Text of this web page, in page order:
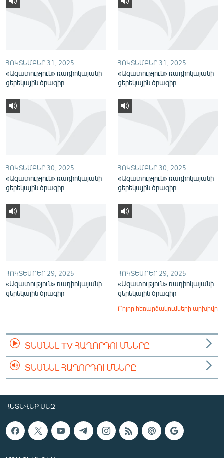
ՀԵՏԵՎԵՔ ՄԵԶ
ՀՈԿՏԵՄԲԵՐ 31, 2025
«Ազատություն» ռադիոկայանի
ցերեկային ծրագիր
ՀՈԿՏԵՄԲԵՐ 31, 2025
«Ազատություն» ռադիոկայանի
ցերեկային ծրագիր
ՀՈԿՏԵՄԲԵՐ 30, 2025
«Ազատություն» ռադիոկայանի
ցերեկային ծրագիր
ՀՈԿՏԵՄԲԵՐ 30, 2025
«Ազատություն» ռադիոկայանի
ցերեկային ծրագիր
ՀՈԿՏԵՄԲԵՐ 29, 2025
«Ազատություն» ռադիոկայանի
ցերեկային ծրագիր
ՀՈԿՏԵՄԲԵՐ 29, 2025
«Ազատություն» ռադիոկայանի
ցերեկային ծրագիր
Բոլոր հեռարձակումների արխիվը
ՏԵՍՆԵԼ TV ՀԱՂՈՐԴՈՒՄՆԵՐԸ
ՏԵՍՆԵԼ ՀԱՂՈՐԴՈՒՄՆԵՐԸ
ՀԵՏԵՎԵՔ ՄԵԶ